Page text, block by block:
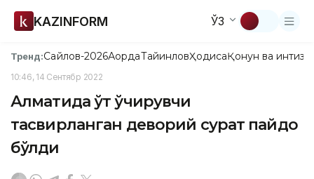
KAZINFORM ЎЗ
Тренд:Сайлов-2026АқордаТайинловҲодисаҚонун ва
10:46, 14 Сентябр 2022
Алматида ўт ўчирувчи
тасвирланган деворий сурат пайдо
бўлди